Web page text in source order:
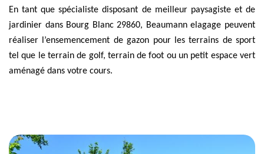
En tant que spécialiste disposant de meilleur paysagiste et de
jardinier dans Bourg Blanc 29860, Beaumann elagage peuvent
réaliser l’ensemencement de gazon pour les terrains de sport
tel que le terrain de golf, terrain de foot ou un petit espace vert
aménagé dans votre cours.